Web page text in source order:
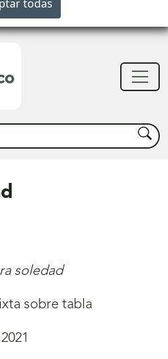
Buscar
soledad
sobre tabla
2021